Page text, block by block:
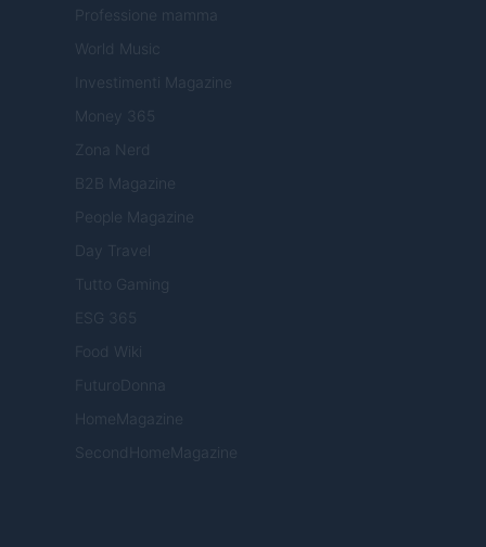
Professione mamma
World Music
Investimenti Magazine
Money 365
Zona Nerd
B2B Magazine
People Magazine
Day Travel
Tutto Gaming
ESG 365
Food Wiki
FuturoDonna
HomeMagazine
SecondHomeMagazine